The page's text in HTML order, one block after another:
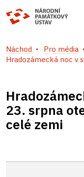
Náchod
Pro média
Hradozámecká noc v
23. srpna
celé zemi